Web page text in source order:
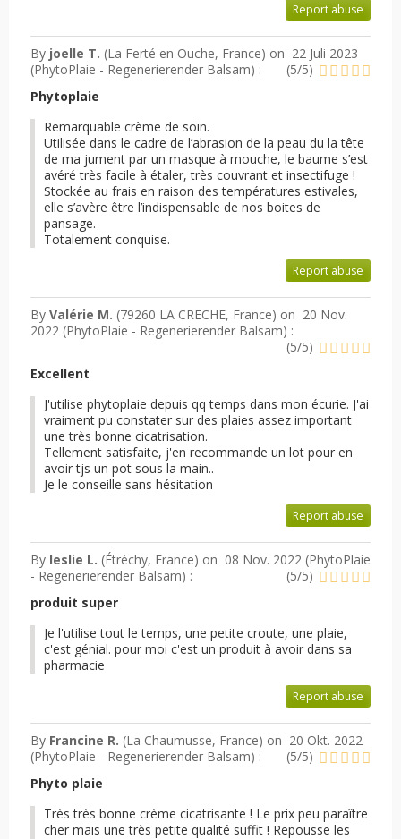
Report abuse
By joelle T. (La Ferté en Ouche, France) on 22 Juli 2023
(PhytoPlaie - Regenerierender Balsam) : (5/5)
Phytoplaie
Remarquable crème de soin.
Utilisée dans le cadre de l’abrasion de la peau du la tête
de ma jument par un masque à mouche, le baume s’est
avéré très facile à étaler, très couvrant et insectifuge !
Stockée au frais en raison des températures estivales,
elle s’avère être l’indispensable de nos boites de
pansage.
Totalement conquise.
Report abuse
By Valérie M. (79260 LA CRECHE, France) on 20 Nov.
2022 (PhytoPlaie - Regenerierender Balsam) :
(5/5)
Excellent
J'utilise phytoplaie depuis qq temps dans mon écurie. J'ai
vraiment pu constater sur des plaies assez important
une très bonne cicatrisation.
Tellement satisfaite, j'en recommande un lot pour en
avoir tjs un pot sous la main..
Je le conseille sans hésitation
Report abuse
By leslie L. (Étréchy, France) on 08 Nov. 2022 (PhytoPlaie
- Regenerierender Balsam) : (5/5)
produit super
Je l'utilise tout le temps, une petite croute, une plaie,
c'est génial. pour moi c'est un produit à avoir dans sa
pharmacie
Report abuse
By Francine R. (La Chaumusse, France) on 20 Okt. 2022
(PhytoPlaie - Regenerierender Balsam) : (5/5)
Phyto plaie
Très très bonne crème cicatrisante ! Le prix peu paraître
cher mais une très petite qualité suffit ! Repousse les